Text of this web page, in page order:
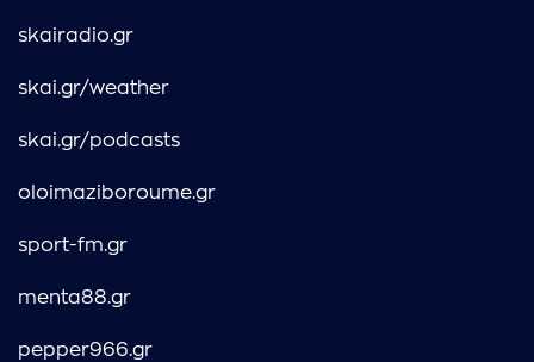
skairadio.gr
skai.gr/weather
skai.gr/podcasts
oloimaziboroume.gr
sport-fm.gr
menta88.gr
pepper966.gr